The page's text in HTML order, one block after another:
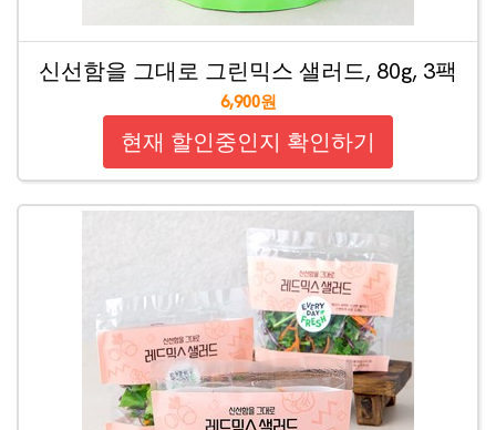
신선함을 그대로 그린믹스 샐러드, 80g, 3팩
6,900원
현재 할인중인지 확인하기